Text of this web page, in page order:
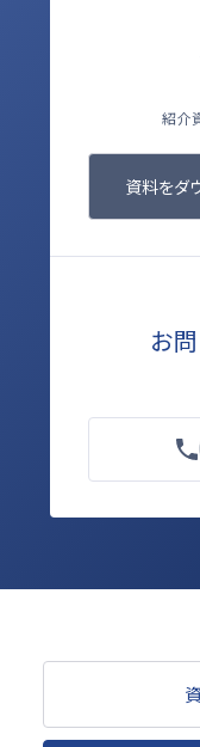
紹介
資料をダ
お